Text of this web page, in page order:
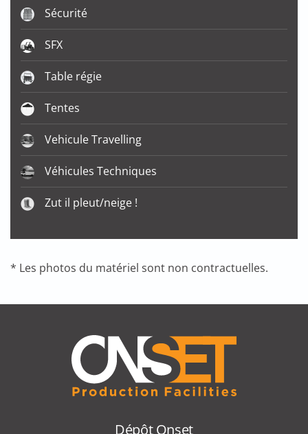
Sécurité
SFX
Table régie
Tentes
Vehicule Travelling
Véhicules Techniques
Zut il pleut/neige !
* Les photos du matériel sont non contractuelles.
Dépôt Onset